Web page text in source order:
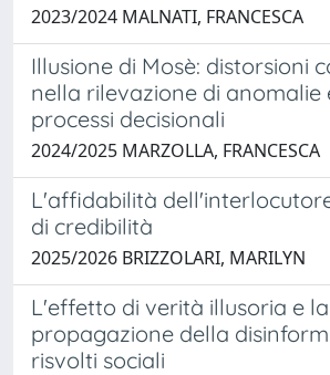
2023/2024 MALNATI, FRANCESCA
Illusione di Mosè: distorsioni
nella rilevazione di anomalie
processi decisionali
2024/2025 MARZOLLA, FRANCESCA
L'affidabilità
di credibilità
2025/2026 BRIZZOLARI, MARILYN
L'effetto di verità illusoria e la
propagazione della
risvolti sociali